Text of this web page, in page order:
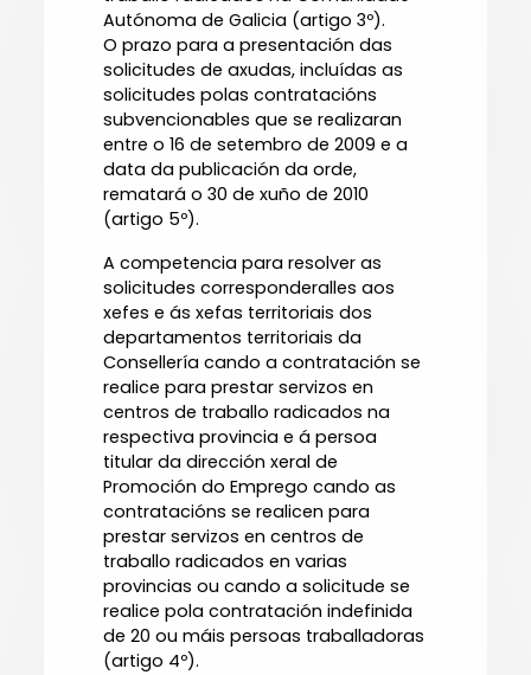
Autónoma de Galicia (artigo 3º).
O prazo para a presentación das
solicitudes de axudas, incluídas as
solicitudes polas contratacións
subvencionables que se realizaran
entre o 16 de setembro de 2009 e a
data da publicación da orde,
rematará o 30 de xuño de 2010
(artigo 5º).
A competencia para resolver as
solicitudes corresponderalles aos
xefes e ás xefas territoriais dos
departamentos territoriais da
Consellería cando a contratación se
realice para prestar servizos en
centros de traballo radicados na
respectiva provincia e á persoa
titular da dirección xeral de
Promoción do Emprego cando as
contratacións se realicen para
prestar servizos en centros de
traballo radicados en varias
provincias ou cando a solicitude se
realice pola contratación indefinida
de 20 ou máis persoas traballadoras
(artigo 4º).